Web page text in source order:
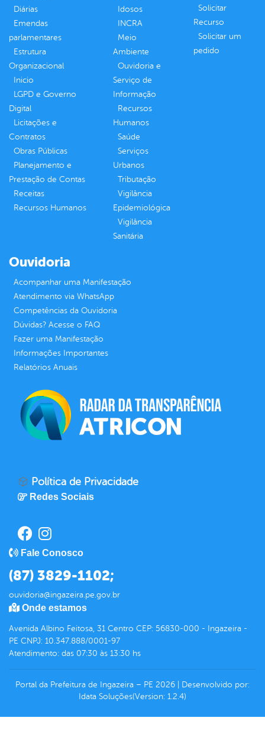
Diárias
Emendas
parlamentares
Estrutura
Organizacional
Inicio
LGPD e Governo
Digital
Licitações e
Contratos
Obras Públicas
Planejamento e
Prestação de Contas
Receitas
Recursos Humanos
Idosos
INCRA
Meio
Ambiente
Ouvidoria e
Serviço de
Informação
Recursos
Humanos
Saúde
Serviços
Urbanos
Tributação
Vigilância
Epidemiológica
Vigilância
Sanitária
Solicitar
Recurso
Solicitar um
pedido
Ouvidoria
Acompanhar uma Manifestação
Atendimento via WhatsApp
Competências da Ouvidoria
Dúvidas? Acesse o FAQ
Fazer uma Manifestação
Informações Importantes
Relatórios Anuais
Política de Privacidade
Redes Sociais
Fale Conosco
(87) 3829-1102;
ouvidoria@ingazeira.pe.gov.br
Onde estamos
Avenida Albino Feitosa, 31 Centro CEP: 56830-000 - Ingazeira -
PE CNPJ: 10.347.888/0001-97
Atendimento: das 07:30 às 13:30 hs
Portal da Prefeitura de Ingazeira – PE 2026
Desenvolvido por:
Idata Soluções(Version: 1.2.4)